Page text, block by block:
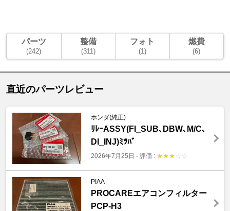
パーツ
(242)
整備
(311)
フォト
(1)
燃費
(6)
直近のパーツレビュー
ホンダ(純正)
ﾘﾚｰASSY(FI_SUB､DBW､M/C､
DI_INJ)ﾐﾂﾊﾞ
2026年7月25日 - 評価 : ★★★ ☆ ☆
PIAA
PROCAREエアコンフィルター
PCP-H3